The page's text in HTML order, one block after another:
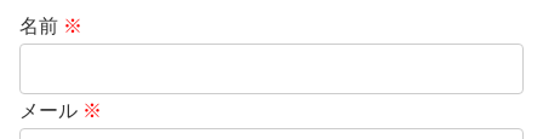
名前 ※
メール ※